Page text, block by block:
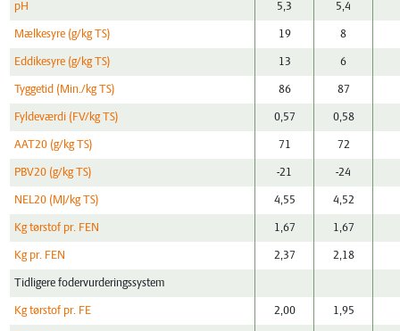
pH 5,3 5,4
Mælkesyre (g/kg TS) 19 8
Eddikesyre (g/kg TS) 13 6
Tyggetid (Min./kg TS) 86 87
Fyldeværdi (FV/kg TS) 0,57 0,58
AAT20 (g/kg TS) 71 72
PBV20 (g/kg TS) -21 -24
NEL20 (MJ/kg TS) 4,55 4,52
Kg tørstof pr. FEN 1,67 1,67
Kg pr. FEN 2,37 2,18
Tidligere fodervurderingssystem
Kg tørstof pr. FE 2,00 1,95